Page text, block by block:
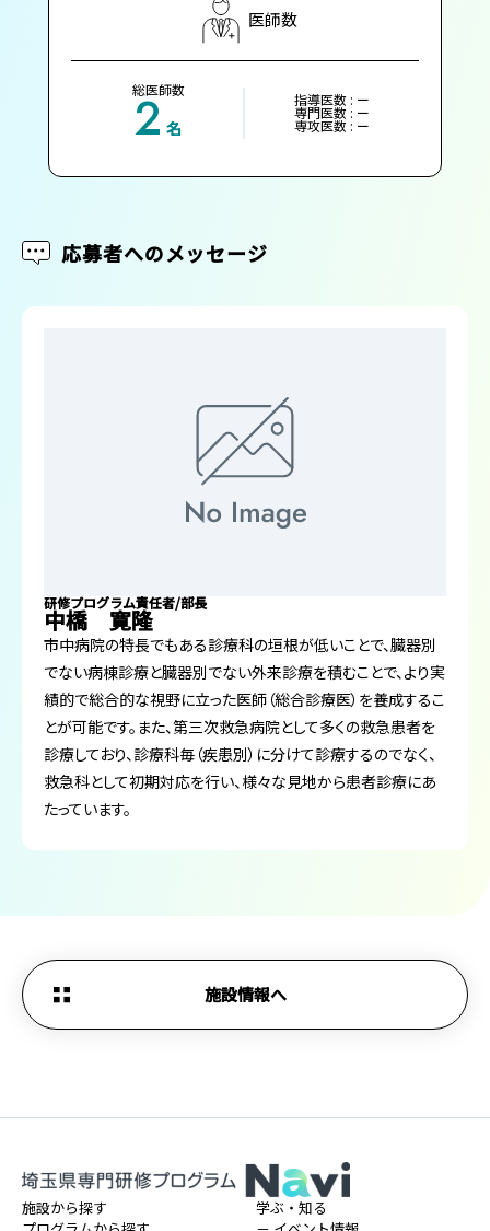
医師数
総医師数
2 名
指導医数 : ー
専門医数 : ー
専攻医数 : ー
応募者へのメッセージ
研修プログラム責任者/部長
中橋 寛隆
市中病院の特長でもある診療科の垣根が低いことで、臓器別
でない病棟診療と臓器別でない外来診療を積むことで、より実
績的で総合的な視野に立った医師（総合診療医）を養成するこ
とが可能です。また、第三次救急病院として多くの救急患者を
診療しており、診療科毎（疾患別）に分けて診療するのでなく、
救急科として初期対応を行い、様々な見地から患者診療にあ
たっています。
施設情報へ
施設から探す
学ぶ・知る